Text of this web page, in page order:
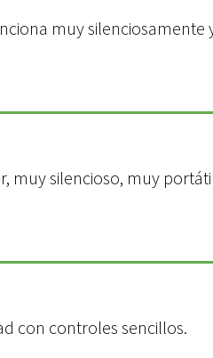
muy silenciosamente
muy silencioso, muy
con controles sencillos.